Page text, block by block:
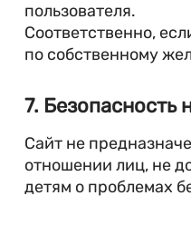
пользователя.
Соответственно,
по собственному
7. Безопасность
Сайт не
отношении лиц, не
детям о проблемах